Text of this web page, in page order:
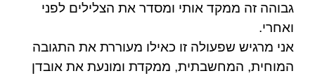
גבוהה זה ממקד אותי ומסדר את הצלילים לפני
ואחרי.
אני מרגיש שפעולה זו כאילו מעוררת את התגובה
המוחית, המחשבתית, ממקדת ומונעת את אובדן